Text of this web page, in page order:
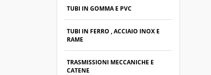
TUBI IN GOMMA E PVC
TUBI IN FERRO , ACCIAIO INOX E
RAME
TRASMISSIONI MECCANICHE E
CATENE